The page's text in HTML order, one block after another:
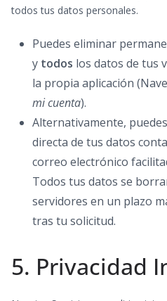
todos tus datos personales.
Puedes eliminar
y todos los datos de tus
la propia aplicación
mi cuenta).
Alternativamente,
directa de tus datos
correo electrónico
Todos tus datos se
servidores en un plazo
tras tu solicitud.
5. Privacidad